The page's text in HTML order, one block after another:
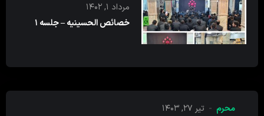
مرداد ۱, ۱۴۰۲
خصائص الحسینیه – جلسه ۱
محرم تیر ۲۷, ۱۴۰۳